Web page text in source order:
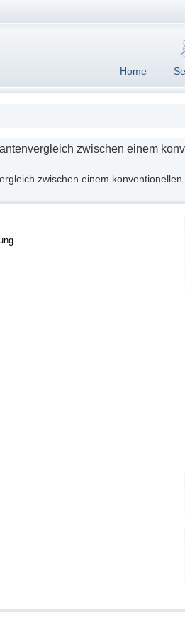
Home
zwischen einem
zwischen einem